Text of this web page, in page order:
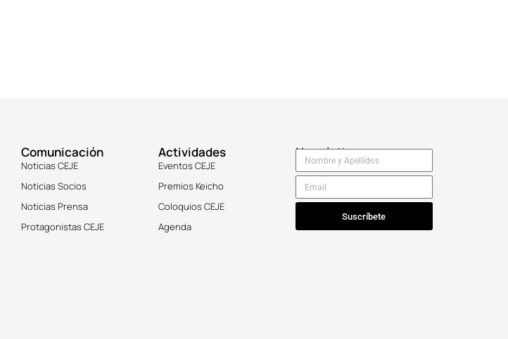
Comunicación
Noticias CEJE
Noticias Socios
Noticias Prensa
Protagonistas CEJE
Actividades
Eventos CEJE
Premios Keicho
Coloquios CEJE
Agenda
Newsletter
Suscríbete